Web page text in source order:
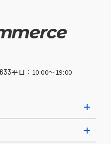
平日：10:00〜19:00